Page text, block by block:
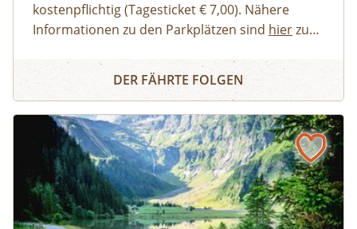
kostenpflichtig (Tagesticket € 7,00). Nähere
Informationen zu den Parkplätzen sind hierzu
den Nationalpark Gesäuse stehen
zur
Familien, Erwachsene mit Kindern
Kinder und Jugendliche
Buch dir deinen Guide - Privat-Tour im Nationalpark
DER FÄHRTE FOLGEN